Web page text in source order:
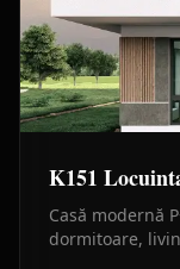
K151
Casă modernă
dormitoare,